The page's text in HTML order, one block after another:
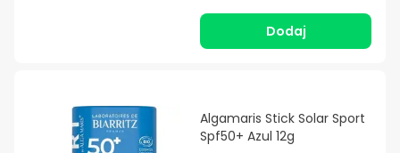
Dodaj
Algamaris Stick Solar Sport
Spf50+ Azul 12g